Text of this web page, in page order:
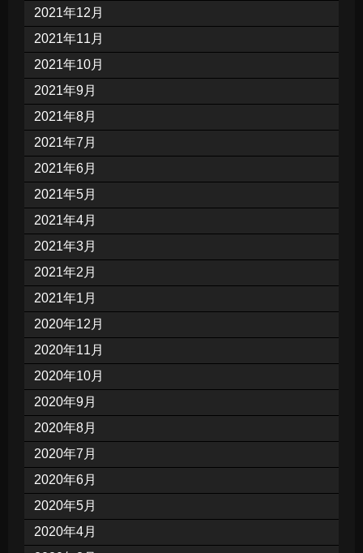
2021年12月
2021年11月
2021年10月
2021年9月
2021年8月
2021年7月
2021年6月
2021年5月
2021年4月
2021年3月
2021年2月
2021年1月
2020年12月
2020年11月
2020年10月
2020年9月
2020年8月
2020年7月
2020年6月
2020年5月
2020年4月